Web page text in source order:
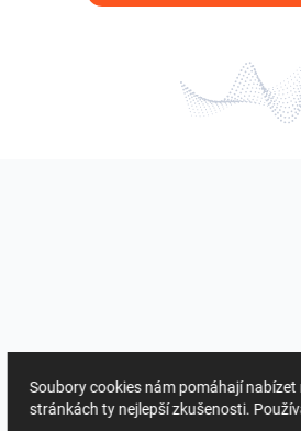
Soubory cookies nám pomáhají
stránkách ty nejlepší zkušenosti.